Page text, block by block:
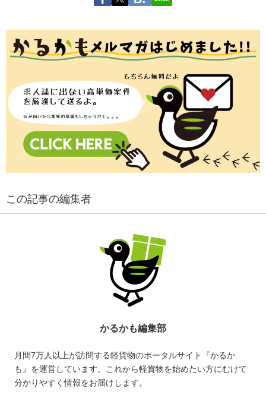
この記事の編集者
かるかも編集部
月間7万人以上が訪問する軽貨物のポータルサイト『かるか
も』を運営しています。これから軽貨物を始めたい方にむけて
分かりやすく情報をお届けします。